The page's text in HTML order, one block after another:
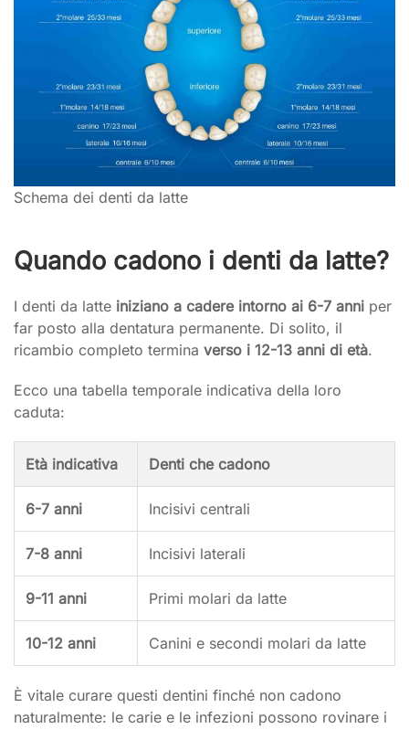
Schema dei denti da latte
Quando cadono i denti da latte?
I denti da latte iniziano a cadere intorno ai 6-7 anni per
far posto alla dentatura permanente. Di solito, il
ricambio completo termina verso i 12-13 anni di età.
Ecco una tabella temporale indicativa della loro
caduta:
Età indicativa Denti che cadono
6-7 anni Incisivi centrali
7-8 anni Incisivi laterali
9-11 anni Primi molari da latte
10-12 anni Canini e secondi molari da latte
È vitale curare questi dentini finché non cadono
naturalmente: le carie e le infezioni possono rovinare i